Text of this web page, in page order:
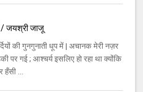
/ जयश्री जाजू
की गुनगुनाती धूप में | अचानक मेरी नज़र
पर गई ; आश्चर्य इसलिए हो रहा था क्योंकि
हँसी ...